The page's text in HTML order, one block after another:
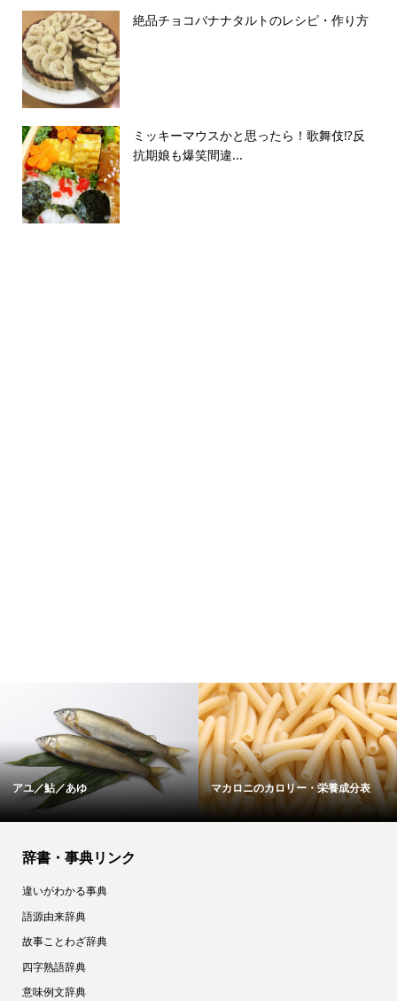
絶品チョコバナナタルトのレシピ・作り方
ミッキーマウスかと思ったら！歌舞伎⁉️反
抗期娘も爆笑間違...
アユ／鮎／あゆ マカロニのカロリー・栄養成分表
辞書・事典リンク
違いがわかる事典
語源由来辞典
故事ことわざ辞典
四字熟語辞典
意味例文辞典